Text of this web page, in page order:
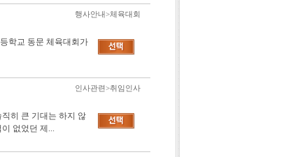
행사안내>체육대회
학교 동문 체육대회가
인사관련>취임인사
히 큰 기대는 하지 않
없었던 제...